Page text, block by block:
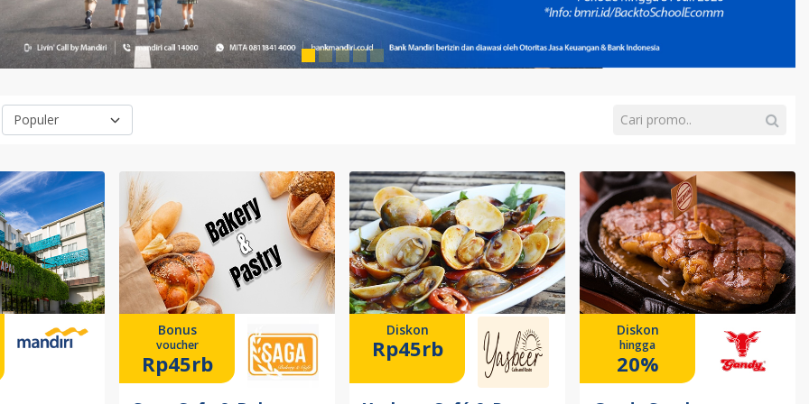
Bonus
voucher
Rp45rb
Diskon
Rp45rb
Diskon
hingga
20%